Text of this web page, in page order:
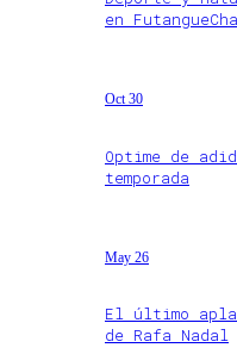
en
Oct 30
Optime de
temporada
May 26
El último
de Rafa Nadal